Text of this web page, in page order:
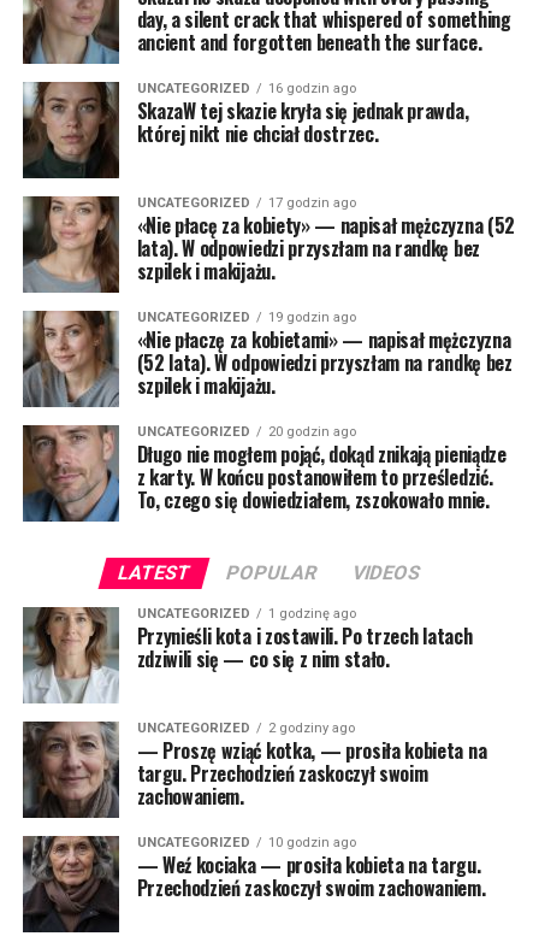
day, a silent crack that whispered of something
ancient and forgotten beneath the surface.
UNCATEGORIZED 16 godzin ago
SkazaW tej skazie kryła się jednak prawda,
której nikt nie chciał dostrzec.
UNCATEGORIZED 17 godzin ago
«Nie płacę za kobiety» — napisał mężczyzna (52
lata). W odpowiedzi przyszłam na randkę bez
szpilek i makijażu.
UNCATEGORIZED 19 godzin ago
«Nie płaczę za kobietami» — napisał mężczyzna
(52 lata). W odpowiedzi przyszłam na randkę bez
szpilek i makijażu.
UNCATEGORIZED 20 godzin ago
Długo nie mogłem pojąć, dokąd znikają pieniądze
z karty. W końcu postanowiłem to prześledzić.
To, czego się dowiedziałem, zszokowało mnie.
LATEST POPULAR VIDEOS
UNCATEGORIZED 1 godzinę ago
Przynieśli kota i zostawili. Po trzech latach
zdziwili się — co się z nim stało.
UNCATEGORIZED 2 godziny ago
— Proszę wziąć kotka, — prosiła kobieta na
targu. Przechodzień zaskoczył swoim
zachowaniem.
UNCATEGORIZED 10 godzin ago
— Weź kociaka — prosiła kobieta na targu.
Przechodzień zaskoczył swoim zachowaniem.